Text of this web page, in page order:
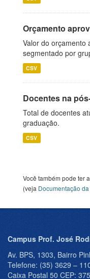
Orçamento
Valor do orçamento
segmentado por
CSV
Docentes na
Total de docentes
graduação.
CSV
Você também pode ter
(veja Documentação
Campus Prof. José
Av. BPS, 1303, Bairro
Telefone: (35) 3629 –
Caixa Postal 50 CEP: